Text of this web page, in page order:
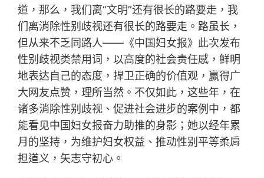
道，那么，我们离“文明”还有很长的路要走，我
们离消除性别歧视还有很长的路要走。路虽长，
但从来不乏同路人——《中国妇女报》此次发布
性别歧视类禁用词，以高度的社会责任感，鲜明
地表达自己的态度，捍卫正确的价值观，赢得广
大网友点赞，理所当然。不仅如此，这些年，在
诸多消除性别歧视、促进社会进步的案例中，都
能看见中国妇女报奋力助推的身影；她以经年累
月的坚持，为维护妇女权益、推动性别平等柔肩
担道义，矢志守初心。